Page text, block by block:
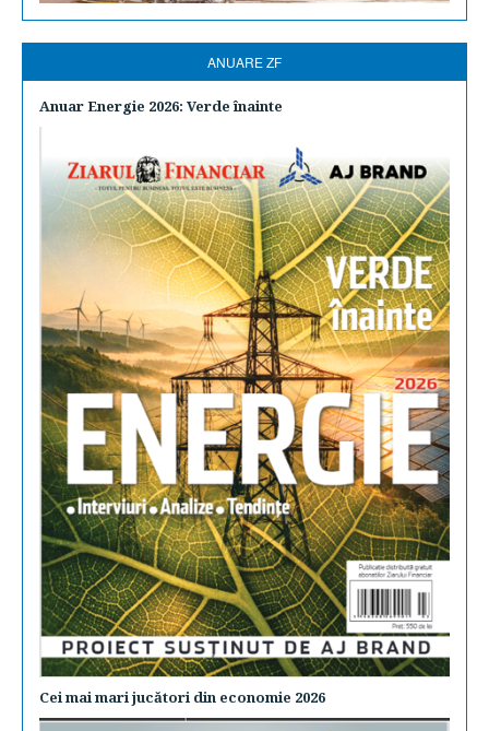
ANUARE ZF
Anuar Energie 2026: Verde înainte
Cei mai mari jucători din economie 2026